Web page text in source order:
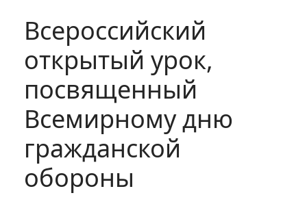
Всероссийский
открытый урок,
посвященный
Всемирному дню
гражданской
обороны